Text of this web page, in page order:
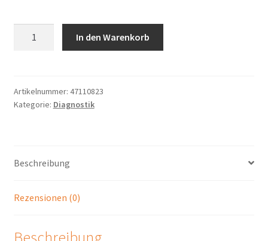
Menge
In den Warenkorb
Artikelnummer: 47110823
Kategorie: Diagnostik
Beschreibung
Rezensionen (0)